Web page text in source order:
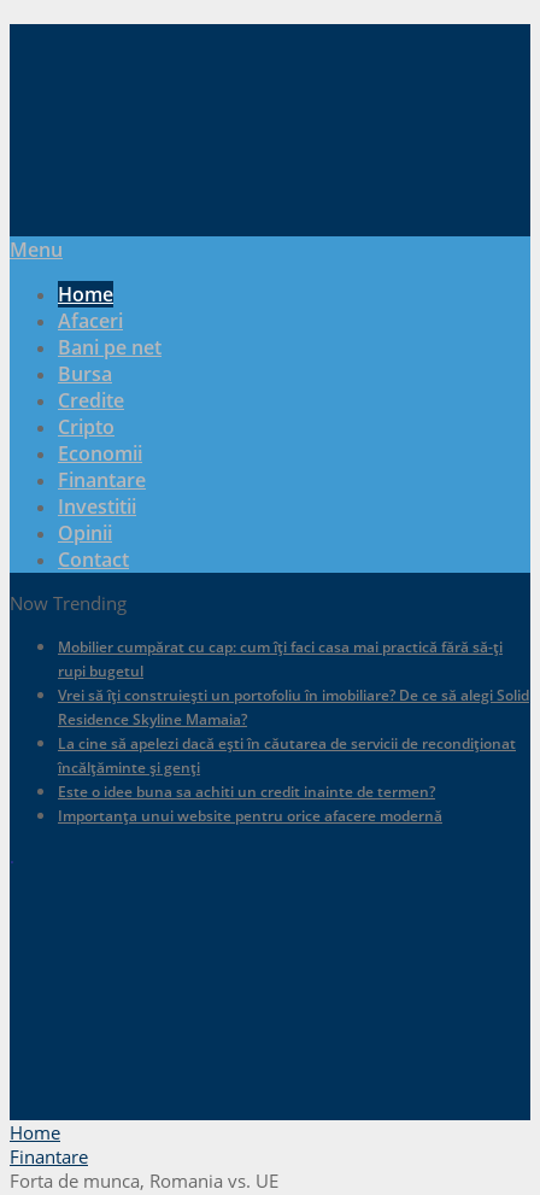
Menu
Home
Afaceri
Bani pe net
Bursa
Credite
Cripto
Economii
Finantare
Investitii
Opinii
Contact
Now Trending
Mobilier cumpărat cu cap: cum îți faci casa mai practică fără să-ți
rupi bugetul
Vrei să îți construiești un portofoliu în imobiliare? De ce să alegi Solid
Residence Skyline Mamaia?
La cine să apelezi dacă ești în căutarea de servicii de recondiționat
încălțăminte și genți
Este o idee buna sa achiti un credit inainte de termen?
Importanța unui website pentru orice afacere modernă
.
Home
Finantare
Forta de munca, Romania vs. UE